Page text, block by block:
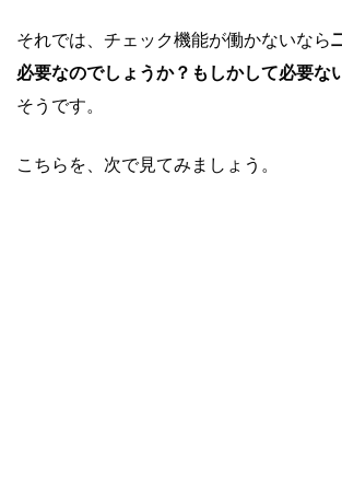
それでは、チェック機能が働かないなら
必要なのでしょうか？もしかして必要な
そうです。
こちらを、次で見てみましょう。